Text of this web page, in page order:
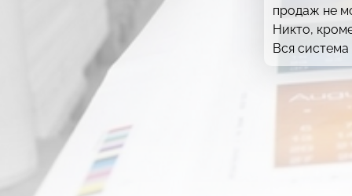
продаж не
Никто,
Вся система